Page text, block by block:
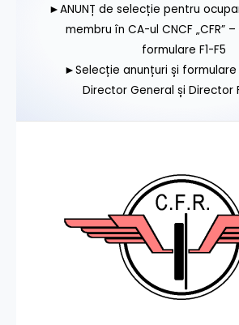
►ANUNȚ de selecție pentru
membru în CA-ul CNCF „CFR”
formulare F1-F5
►Selecție anunțuri și formulare
Director General și Director